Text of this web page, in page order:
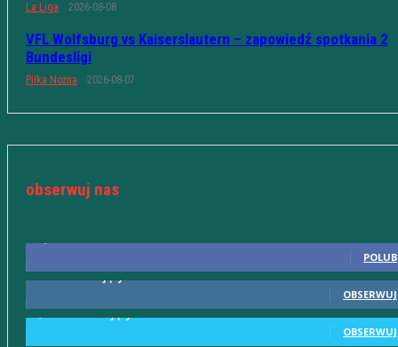
La Liga 2026-08-08
VFL Wolfsburg vs Kaiserslautern – zapowiedź spotkania 2
Bundesligi
Piłka Nożna 2026-08-07
obserwuj nas
POLUB
OBSERWUJ
OBSERWUJ